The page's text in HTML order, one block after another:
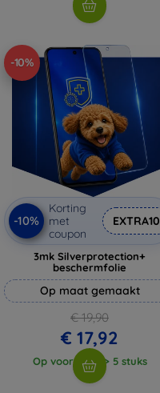
-10%
-10%
Korting
met
coupon
EXTRA10
3mk Silverprotection+
beschermfolie
Op maat gemaakt
€ 19,90
€ 17,92
Op voorraad: > 5 stuks